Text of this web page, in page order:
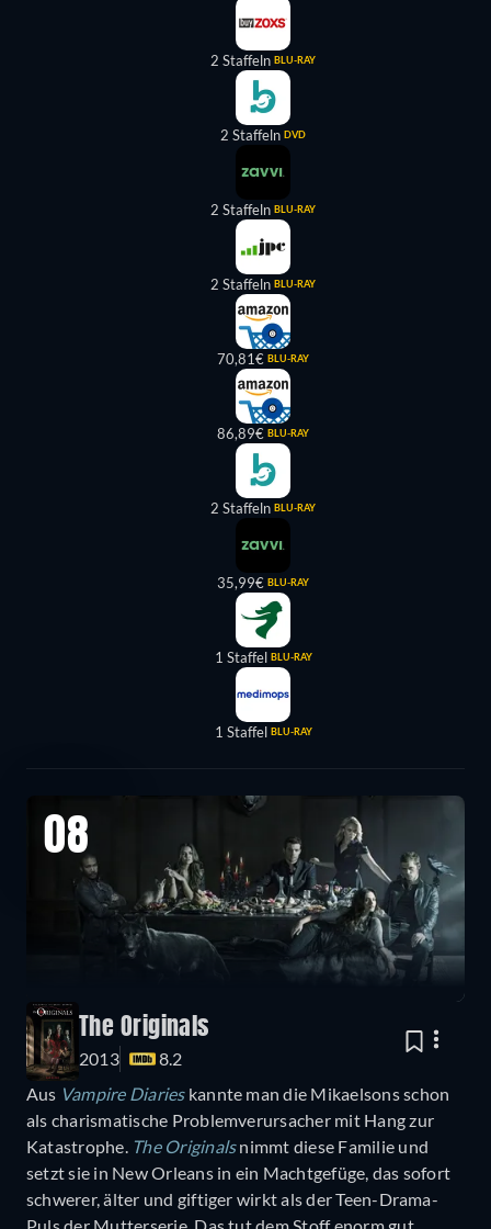
2 Staffeln BLU-RAY
2 Staffeln DVD
2 Staffeln BLU-RAY
2 Staffeln BLU-RAY
70,81€ BLU-RAY
86,89€ BLU-RAY
2 Staffeln BLU-RAY
35,99€ BLU-RAY
1 Staffel BLU-RAY
1 Staffel BLU-RAY
08
The Originals
2013
8.2
Aus Vampire Diarieskannte man die Mikaelsons schon
als charismatische Problemverursacher mit Hang zur
Katastrophe. The Originalsnimmt diese Familie und
setzt sie in New Orleans in ein Machtgefüge, das sofort
schwerer, älter und giftiger wirkt als der Teen-Drama-